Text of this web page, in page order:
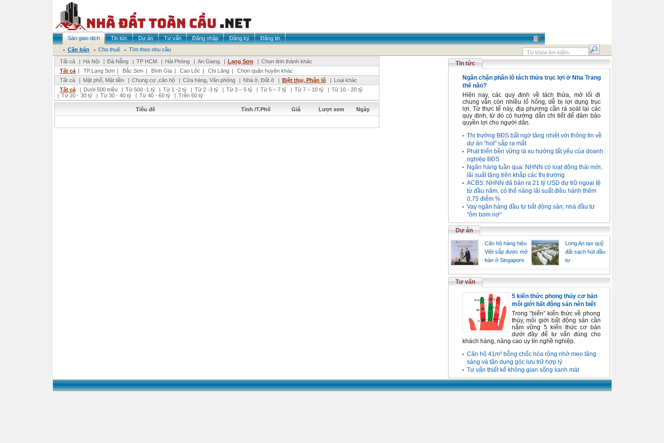
Sàn giao dịch Tin tức Dự án Tư vấn Đăng nhập Đăng ký
Đăng tin
Cần bán
Cho thuê
Tìm theo nhu cầu
Tất cả
| Hà Nội | Đà Nẵng | TP HCM | Hải Phòng | An Giang | Lạng Sơn | Chọn tỉnh thành khác
Tất cả | TP.Lạng Sơn | Bắc Sơn | Bình Gia | Cao Lộc | Chi Lăng |
Chọn quận huyện khác
Tất cả
| Mặt phố, Mặt tiền | Chung cư ,căn hộ | Cửa hàng, Văn phòng | Nhà ở, Đất ở | Biệt thự, Phân lô | Loại khác
Tất cả
| Dưới 500 triệu | Từ 500 -1 tỷ | Từ 1 -2 tỷ | Từ 2 -3 tỷ | Từ 3 – 5 tỷ | Từ 5 – 7 tỷ | Từ 7 – 10 tỷ | Từ 10 - 20 tỷ
| Từ 20 - 30 tỷ | Từ 30 - 40 tỷ | Từ 40 - 60 tỷ | Trên 60 tỷ
Tiêu đề Tỉnh /T.Phố Giá Lượt xem Ngày
Tin tức
Ngăn chặn phân lô tách thửa trục lợi ở Nha Trang
thế nào?
Hiện nay, các quy định về tách thửa, mở lối đi
chung vẫn còn nhiều lổ hổng, dễ bị lợi dụng trục
lợi. Từ thực tế này, địa phương cần rà soát lại các
quy định, từ đó có hướng dẫn chi tiết để đảm bảo
quyền lợi cho người dân.
Thị trường BĐS bất ngờ tăng nhiệt với thông tin về
dự án “hot” sắp ra mắt
Phát triển bền vững là xu hướng tất yếu của doanh
nghiệp BĐS
Ngân hàng tuần qua: NHNN có loạt động thái mới,
lãi suất tăng trên khắp các thị trường
ACBS: NHNN đã bán ra 21 tỷ USD dự trữ ngoại tệ
từ đầu năm, có thể nâng lãi suất điều hành thêm
0,75 điểm %
Vay ngân hàng đầu tư bất động sản, nhà đầu tư
"ôm bom nợ"
Dự án
Căn hộ hàng hiệu
Việt sắp được mở
bán ở Singapore
Long An tạo quỹ
đất sạch hút đầu
tư
Tư vấn
5 kiến thức phong thủy cơ bản
môi giới bất động sản nên biết
Trong “biển” kiến thức về phong
thủy, môi giới bất động sản cần
nắm vững 5 kiến thức cơ bản
dưới đây để tư vấn đúng cho
khách hàng, nâng cao uy tín nghề nghiệp.
Căn hộ 41m² bỗng chốc hóa rộng nhờ mẹo tăng
sáng và tận dụng góc lưu trữ hợp lý
Tư vấn thiết kế không gian sống xanh mát